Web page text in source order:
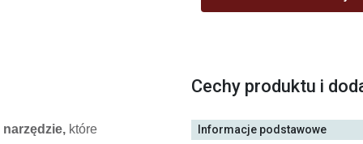
które
Cechy produktu i
Informacje podstawowe